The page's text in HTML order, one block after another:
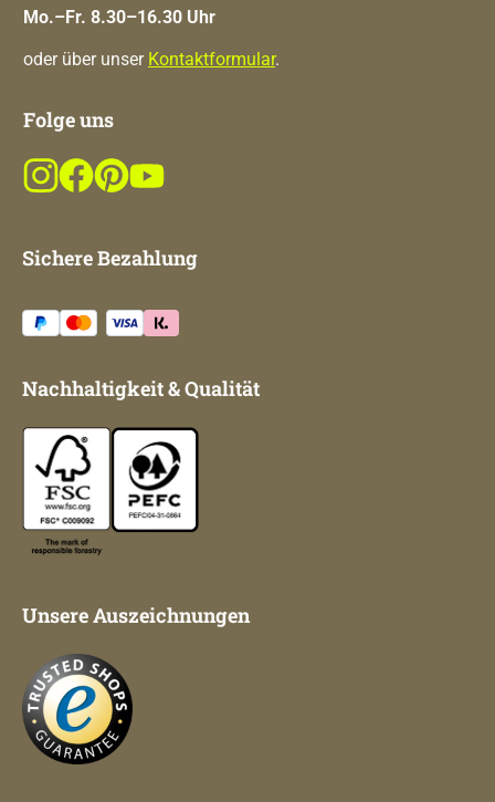
Mo.–Fr. 8.30–16.30 Uhr
oder über unser Kontaktformular.
Folge uns
Sichere Bezahlung
Nachhaltigkeit & Qualität
Unsere Auszeichnungen